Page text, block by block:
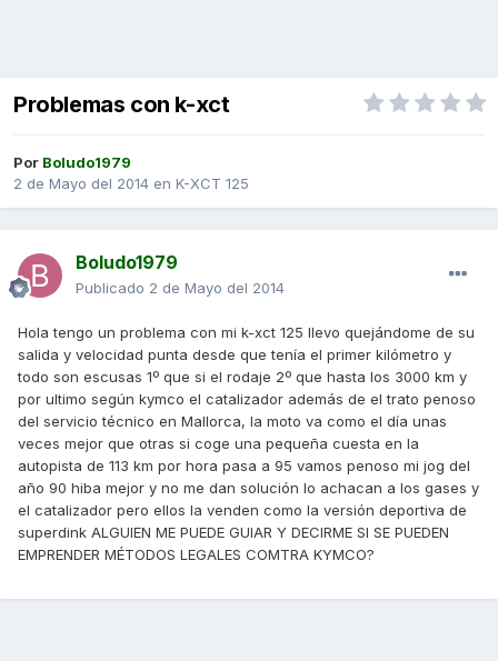
Problemas con k-xct
Por Boludo1979
2 de Mayo del 2014 en K-XCT 125
Boludo1979
Publicado 2 de Mayo del 2014
Hola tengo un problema con mi k-xct 125 llevo quejándome de su
salida y velocidad punta desde que tenía el primer kilómetro y
todo son escusas 1º que si el rodaje 2º que hasta los 3000 km y
por ultimo según kymco el catalizador además de el trato penoso
del servicio técnico en Mallorca, la moto va como el día unas
veces mejor que otras si coge una pequeña cuesta en la
autopista de 113 km por hora pasa a 95 vamos penoso mi jog del
año 90 hiba mejor y no me dan solución lo achacan a los gases y
el catalizador pero ellos la venden como la versión deportiva de
superdink ALGUIEN ME PUEDE GUIAR Y DECIRME SI SE PUEDEN
EMPRENDER MÉTODOS LEGALES COMTRA KYMCO?